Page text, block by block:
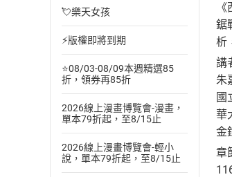
💘樂天女孩
⚡版權即將到期
⭐08/03-08/09本週精選85
折，領券再85折
2026線上漫畫博覽會-漫畫，
單本79折起，至8/15止
2026線上漫畫博覽會-輕小
說，單本79折起，至8/15止
鋸
析
講
朱
國
華
金
章